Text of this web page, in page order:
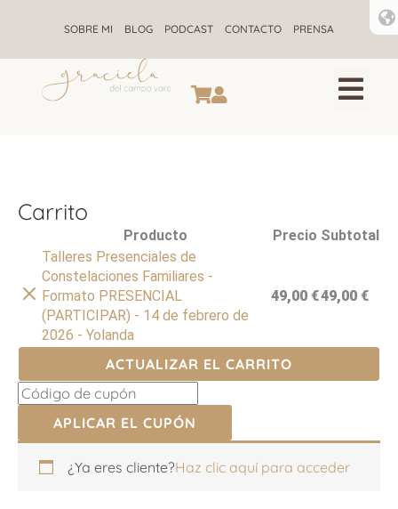
SOBRE MI BLOG PODCAST CONTACTO PRENSA
Carrito
artículo
Producto Precio Subtotal
Talleres Presenciales de
Constelaciones Familiares -
Formato PRESENCIAL
(PARTICIPAR) - 14 de febrero de
2026 - Yolanda
49,00 €49,00 €
ACTUALIZAR EL CARRITO
APLICAR EL CUPÓN
¿Ya eres cliente?Haz clic aquí para acceder
habitación,
habitación,